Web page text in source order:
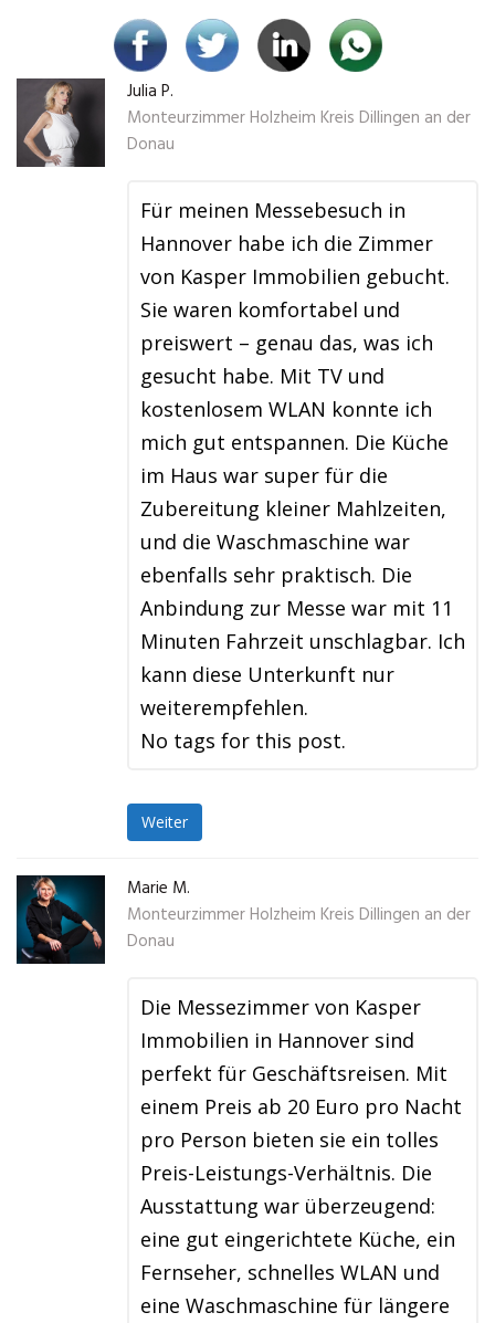
Julia P.
Monteurzimmer Holzheim Kreis Dillingen an der
Donau
Für meinen Messebesuch in
Hannover habe ich die Zimmer
von Kasper Immobilien gebucht.
Sie waren komfortabel und
preiswert – genau das, was ich
gesucht habe. Mit TV und
kostenlosem WLAN konnte ich
mich gut entspannen. Die Küche
im Haus war super für die
Zubereitung kleiner Mahlzeiten,
und die Waschmaschine war
ebenfalls sehr praktisch. Die
Anbindung zur Messe war mit 11
Minuten Fahrzeit unschlagbar. Ich
kann diese Unterkunft nur
weiterempfehlen.
No tags for this post.
Weiter
Marie M.
Monteurzimmer Holzheim Kreis Dillingen an der
Donau
Die Messezimmer von Kasper
Immobilien in Hannover sind
perfekt für Geschäftsreisen. Mit
einem Preis ab 20 Euro pro Nacht
pro Person bieten sie ein tolles
Preis-Leistungs-Verhältnis. Die
Ausstattung war überzeugend:
eine gut eingerichtete Küche, ein
Fernseher, schnelles WLAN und
eine Waschmaschine für längere